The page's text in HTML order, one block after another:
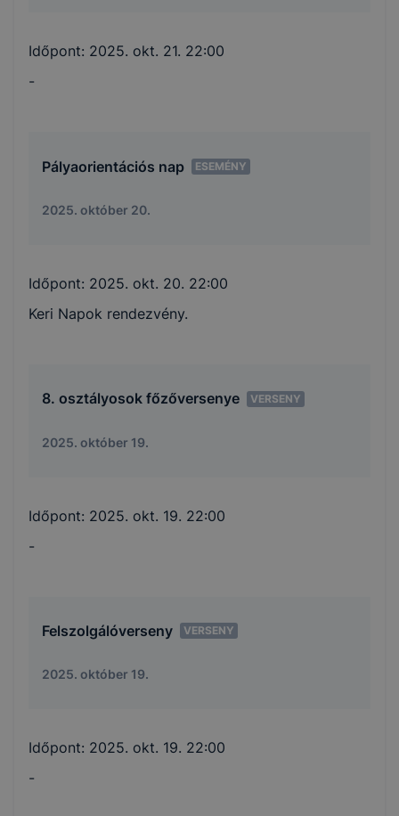
Időpont: 2025. okt. 21. 22:00
-
Pályaorientációs nap ESEMÉNY
2025. október 20.
Időpont: 2025. okt. 20. 22:00
Keri Napok rendezvény.
8. osztályosok főzőversenye VERSENY
2025. október 19.
Időpont: 2025. okt. 19. 22:00
-
Felszolgálóverseny VERSENY
2025. október 19.
Időpont: 2025. okt. 19. 22:00
-